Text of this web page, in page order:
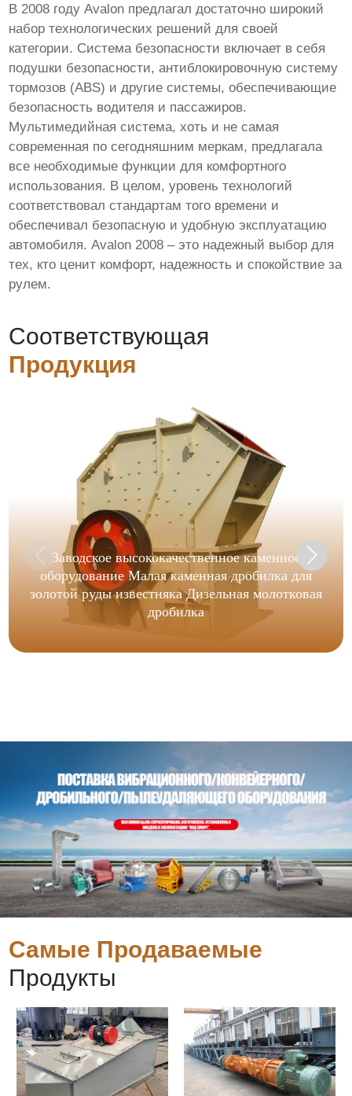
В 2008 году Avalon предлагал достаточно широкий
набор технологических решений для своей
категории. Система безопасности включает в себя
подушки безопасности, антиблокировочную систему
тормозов (ABS) и другие системы, обеспечивающие
безопасность водителя и пассажиров.
Мультимедийная система, хоть и не самая
современная по сегодняшним меркам, предлагала
все необходимые функции для комфортного
использования. В целом, уровень технологий
соответствовал стандартам того времени и
обеспечивал безопасную и удобную эксплуатацию
автомобиля. Avalon 2008 – это надежный выбор для
тех, кто ценит комфорт, надежность и спокойствие за
рулем.
Соответствующая
Продукция
Заводское высококачественное каменное
оборудование Малая каменная дробилка для
золотой руды известняка Дизельная молотковая
дробилка
Самые Продаваемые
Продукты